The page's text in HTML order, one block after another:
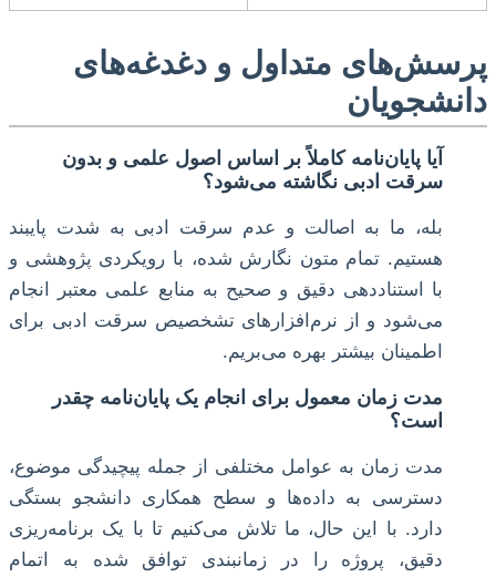
پرسش‌های متداول و دغدغه‌های
دانشجویان
آیا پایان‌نامه کاملاً بر اساس اصول علمی و بدون
سرقت ادبی نگاشته می‌شود؟
بله، ما به اصالت و عدم سرقت ادبی به شدت پایبند
هستیم. تمام متون نگارش شده، با رویکردی پژوهشی و
با استناددهی دقیق و صحیح به منابع علمی معتبر انجام
می‌شود و از نرم‌افزارهای تشخصیص سرقت ادبی برای
اطمینان بیشتر بهره می‌بریم.
مدت زمان معمول برای انجام یک پایان‌نامه چقدر
است؟
مدت زمان به عوامل مختلفی از جمله پیچیدگی موضوع،
دسترسی به داده‌ها و سطح همکاری دانشجو بستگی
دارد. با این حال، ما تلاش می‌کنیم تا با یک برنامه‌ریزی
دقیق، پروژه را در زمانبندی توافق شده به اتمام